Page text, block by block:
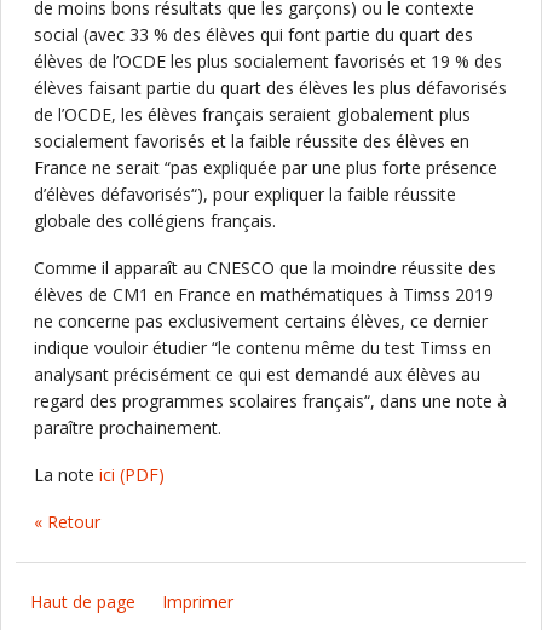
de moins bons résultats que les garçons) ou le contexte
social (avec 33 % des élèves qui font partie du quart des
élèves de l’OCDE les plus socialement favorisés et 19 % des
élèves faisant partie du quart des élèves les plus défavorisés
de l’OCDE, les élèves français seraient globalement plus
socialement favorisés et la faible réussite des élèves en
France ne serait “pas expliquée par une plus forte présence
d’élèves défavorisés“), pour expliquer la faible réussite
globale des collégiens français.
Comme il apparaît au CNESCO que la moindre réussite des
élèves de CM1 en France en mathématiques à Timss 2019
ne concerne pas exclusivement certains élèves, ce dernier
indique vouloir étudier “le contenu même du test Timss en
analysant précisément ce qui est demandé aux élèves au
regard des programmes scolaires français“, dans une note à
paraître prochainement.
La note ici (PDF)
« Retour
Haut de page Imprimer